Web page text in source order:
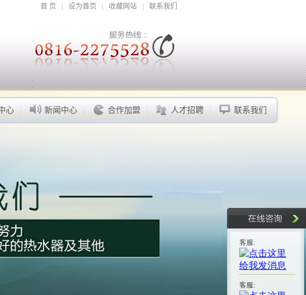
首 页 设为首页 收藏网站 联系我们
心 新闻中心 合作加盟 人才招聘 联系我们